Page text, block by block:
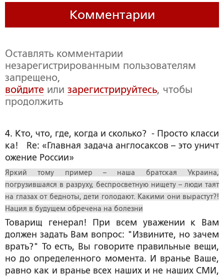
Комментарии
Оставлять комментарии
незарегистрированным пользователям
запрещено,
войдите или зарегистрируйтесь, чтобы
продолжить
4. Кто, что, где, когда и сколько?  - Просто класси
ка!   Re: «Главная задача англосаксов – это уничт
ожение России»
Яркий тому пример – наша братская Украина,
погрузившаяся в разруху, беспросветную нищету – люди таят
на глазах от бедноты, дети голодают. Какими они вырастут?!
Нация в будущем обречена на болезни
Товарищ генерал! При всем уважении к Вам
должен задать Вам вопрос: "Извините, но зачем
врать?" То есть, Вы говорите правильные вещи,
но до определенного момента. И вранье Ваше,
равно как и вранье всех наших и не наших СМИ,